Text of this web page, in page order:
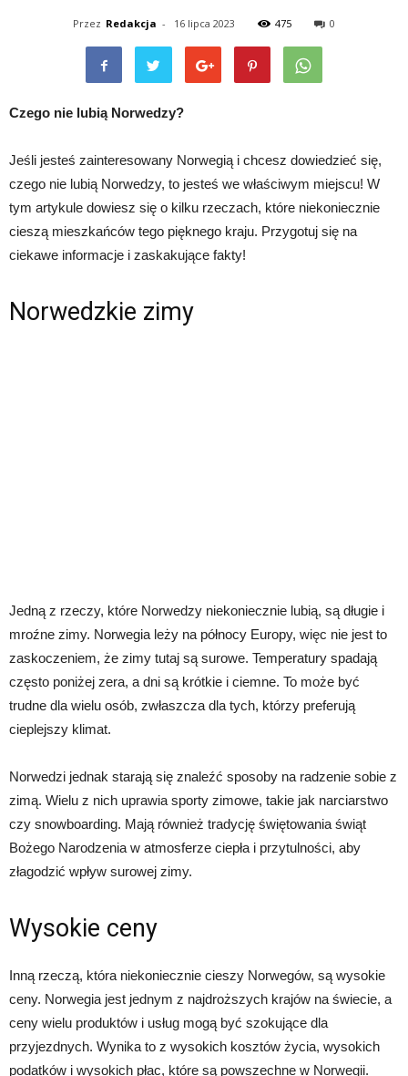
Przez Redakcja - 16 lipca 2023 475 0
Czego nie lubią Norwedzy?
Jeśli jesteś zainteresowany Norwegią i chcesz dowiedzieć się,
czego nie lubią Norwedzy, to jesteś we właściwym miejscu! W
tym artykule dowiesz się o kilku rzeczach, które niekoniecznie
cieszą mieszkańców tego pięknego kraju. Przygotuj się na
ciekawe informacje i zaskakujące fakty!
Norwedzkie zimy
Jedną z rzeczy, które Norwedzy niekoniecznie lubią, są długie i
mroźne zimy. Norwegia leży na północy Europy, więc nie jest to
zaskoczeniem, że zimy tutaj są surowe. Temperatury spadają
często poniżej zera, a dni są krótkie i ciemne. To może być
trudne dla wielu osób, zwłaszcza dla tych, którzy preferują
cieplejszy klimat.
Norwedzi jednak starają się znaleźć sposoby na radzenie sobie z
zimą. Wielu z nich uprawia sporty zimowe, takie jak narciarstwo
czy snowboarding. Mają również tradycję świętowania świąt
Bożego Narodzenia w atmosferze ciepła i przytulności, aby
złagodzić wpływ surowej zimy.
Wysokie ceny
Inną rzeczą, która niekoniecznie cieszy Norwegów, są wysokie
ceny. Norwegia jest jednym z najdroższych krajów na świecie, a
ceny wielu produktów i usług mogą być szokujące dla
przyjezdnych. Wynika to z wysokich kosztów życia, wysokich
podatków i wysokich płac, które są powszechne w Norwegii.